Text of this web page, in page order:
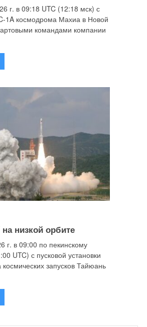
г. в 09:18 UTC (12:18 мск) с
1A космодрома Махиа в Новой
командами компании
низкой орбите
г. в 09:00 по пекинскому
UTC) с пусковой установки
запусков Тайюань